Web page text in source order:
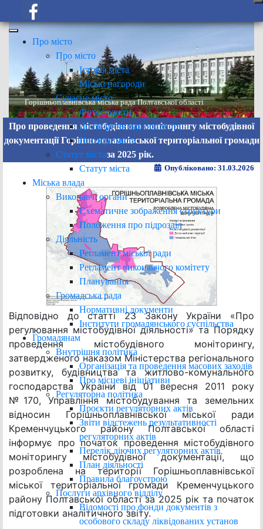
Про місто
Про місто
Історія міста
Міські нагороди
Сучасне місто
Фотосюжети
До 60-річчя нашого міста
Паспорт міста
Статут міста
Статут міста
Міська влада
Виконавчі органи
Схематичне зображення структури
Положення про підрозділ
Діяльність
Регламент міської ради
Регламент виконавчого комітету
Планування
Громадська рада
Нормативні документи
Інститути громадянського суспільства
Громадянам
Внутрішня політика
Організація та проведення масових заходів
Про місцеві ініціативи
Регуляторна політика
Проєкти регуляторних актів
Звіти відстежень результативності
регуляторних актів
Перелік діючих регуляторних актів
План діяльності
Правила благоустрою
Послуги архівного відділу
Відомості про фонди документів з
особового складу ліквідованих установ
Горішньоплавнівська міська рада Полтавської області
Про проведення містобудівного моніторингу містобудівної
документації Горішньоплавнівської територіальної громади
за 2025 рік.
Опубліковано: 31.03.2026
Відповідно до статті 23 Закону України «Про
регулювання містобудівної діяльності» та Порядку
проведення містобудівного моніторингу,
затвердженого наказом Міністерства регіонального
розвитку, будівництва та житлово-комунального
господарства України від 01 вересня 2011 року
№170, Управління містобудування та земельних
відносин Горішньоплавнівської міської ради
Кременчуцького району Полтавської області
інформує про початок проведення містобудівного
моніторингу містобудівної документації, що
розроблена на території Горішньоплавнівської
міської територіальної громади Кременчуцького
району Полтавської області за 2025 рік та початок
підготовки аналітичного звіту.